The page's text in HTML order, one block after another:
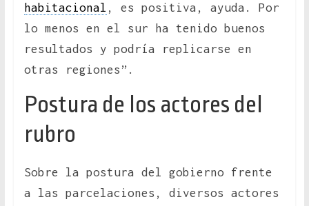
habitacional , es positiva, ayuda. Por
lo menos en el sur ha tenido buenos
resultados y podría replicarse en
otras regiones”.
Postura de los actores del
rubro
Sobre la postura del gobierno frente
a las parcelaciones, diversos actores